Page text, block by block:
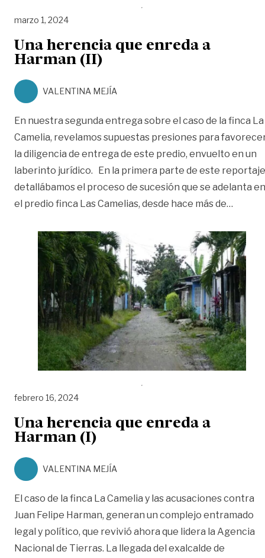
marzo 1, 2024
Una herencia que enreda a
Harman (II)
VALENTINA MEJÍA
En nuestra segunda entrega sobre el caso de la finca La
Camelia, revelamos supuestas presiones para
la diligencia de entrega de este predio, envuelto en un
laberinto jurídico. En la primera parte de este reportaje
detallábamos el proceso de sucesión que se adelanta en
el predio finca Las Camelias, desde hace más de…
febrero 16, 2024
Una herencia que enreda a
Harman (I)
VALENTINA MEJÍA
El caso de la finca La Camelia y las acusaciones contra
Juan Felipe Harman, generan un complejo entramado
legal y político, que revivió ahora que lidera la Agencia
Nacional de Tierras. La llegada del exalcalde de